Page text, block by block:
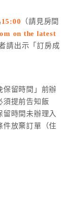
及辦理。
15:00 （請見房間
on the latest
請出示「訂房成
保留時間」前辦
須提前告知飯
時間未辦理入
件放棄訂單（住